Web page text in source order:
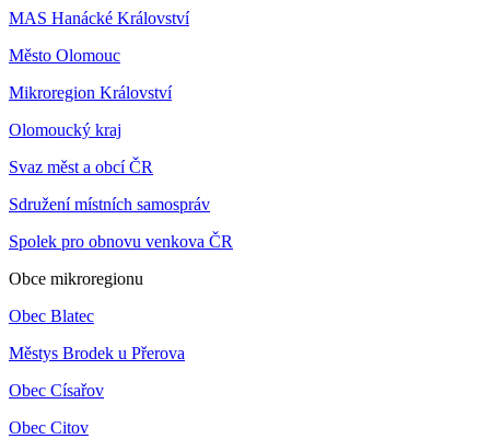
MAS Hanácké Království
Město Olomouc
Mikroregion Království
Olomoucký kraj
Svaz měst a obcí ČR
Sdružení místních samospráv
Spolek pro obnovu venkova ČR
Obce mikroregionu
Obec Blatec
Městys Brodek u Přerova
Obec Císařov
Obec Citov